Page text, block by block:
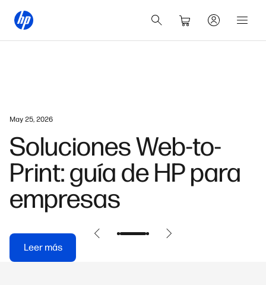
May 25, 2026
Soluciones Web-to-
Print: guía de HP para
empresas
Leer más